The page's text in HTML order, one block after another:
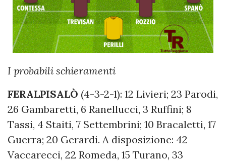
I probabili schieramenti
FERALPISALÒ (4-3-2-1): 12 Livieri; 23 Parodi,
26 Gambaretti, 6 Ranellucci, 3 Ruffini; 8
Tassi, 4 Staiti, 7 Settembrini; 10 Bracaletti, 17
Guerra; 20 Gerardi. A disposizione: 42
Vaccarecci, 22 Romeda, 15 Turano, 33